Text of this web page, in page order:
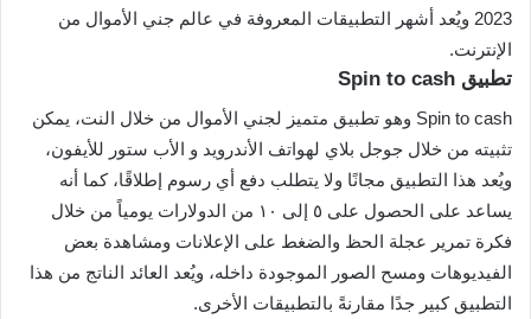
2023 ويُعد أشهر التطبيقات المعروفة في عالم جني الأموال من
الإنترنت.
تطبيق Spin to cash
Spin to cash وهو تطبيق متميز لجني الأموال من خلال النت، يمكن
تثبيته من خلال جوجل بلاي لهواتف الأندرويد و الأب ستور للأيفون،
ويُعد هذا التطبيق مجانًا ولا يتطلب دفع أي رسوم إطلاقًا، كما أنه
يساعد على الحصول على ٥ إلى ١٠ من الدولارات يومياً من خلال
فكرة تمرير عجلة الحظ والضغط على الإعلانات ومشاهدة بعض
الفيديوهات ومسح الصور الموجودة داخله، ويُعد العائد الناتج من هذا
التطبيق كبير جدًا مقارنةً بالتطبيقات الأخرى.